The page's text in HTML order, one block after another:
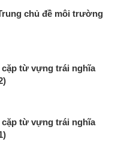
chủ đề môi trường
từ vựng trái nghĩa
từ vựng trái nghĩa